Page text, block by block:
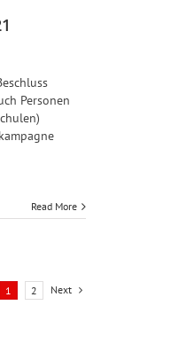
Personen
Read More
1 2 Next